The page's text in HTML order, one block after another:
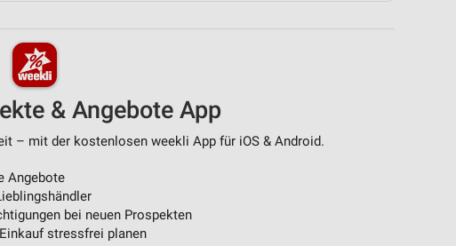
& Angebote App
– mit der kostenlosen weekli App für iOS & Android.
Angebote
bei neuen Prospekten
stressfrei planen
Daten aus verschiedenen